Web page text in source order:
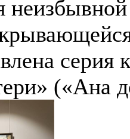
серия
(«Ана